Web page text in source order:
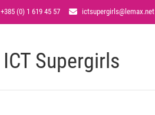
+385 (0) 1 619 45 57 ictsupergirls@lemax.net
ICT Supergirls